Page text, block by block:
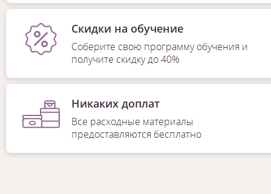
Скидки на обучение
Соберите свою программу обучения и
получите скидку до 40%
Никаких доплат
Все расходные материалы
предоставляются бесплатно